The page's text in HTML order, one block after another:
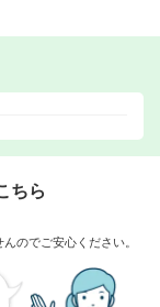
ちら
のでご安心ください。